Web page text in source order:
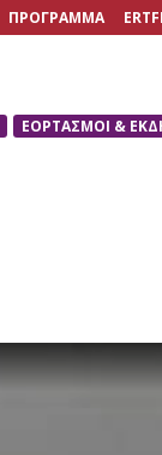
ΠΡΟΓΡΑΜΜΑ
ΕΟΡΤΑΣΜΟΙ &